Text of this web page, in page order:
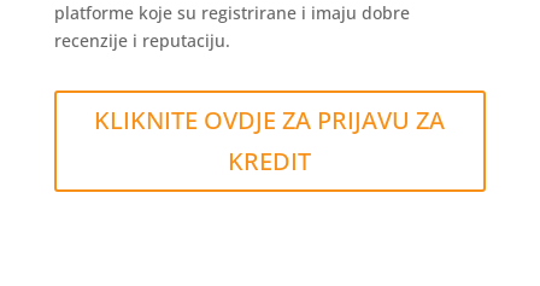
platforme koje su registrirane i imaju dobre
recenzije i reputaciju.
KLIKNITE OVDJE ZA PRIJAVU ZA
KREDIT